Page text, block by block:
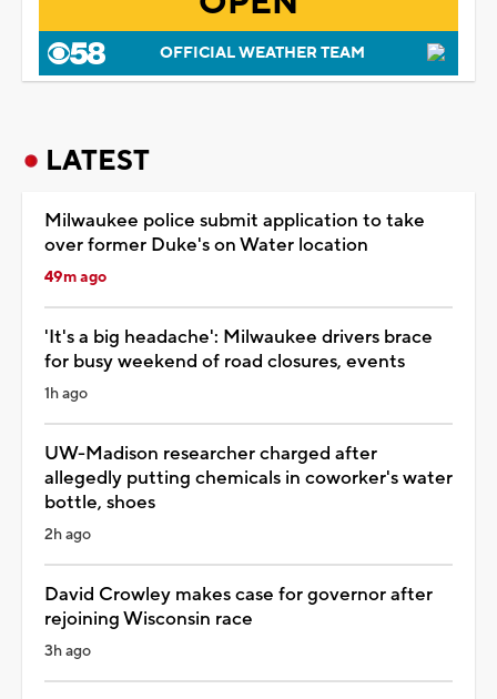
OFFICIAL WEATHER TEAM
LATEST
Milwaukee police submit application to take
over former Duke's on Water location
49m ago
'It's a big headache': Milwaukee drivers brace
for busy weekend of road closures, events
1h ago
UW-Madison researcher charged after
allegedly putting chemicals in coworker's water
bottle, shoes
2h ago
David Crowley makes case for governor after
rejoining Wisconsin race
3h ago